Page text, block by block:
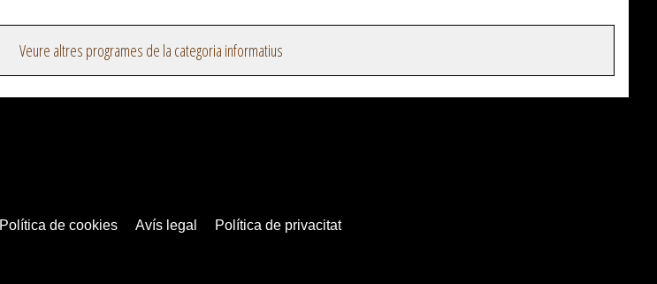
Veure altres programes de la categoria informatius
Política de cookies Avís legal Política de privacitat